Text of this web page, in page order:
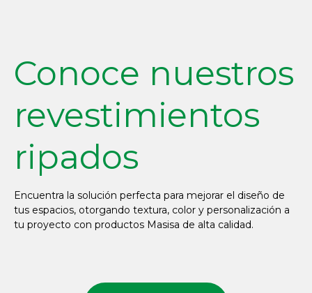
Conoce nuestros
revestimientos
ripados
Encuentra la solución perfecta para mejorar el diseño de
tus espacios, otorgando textura, color y personalización a
tu proyecto con productos Masisa de alta calidad.